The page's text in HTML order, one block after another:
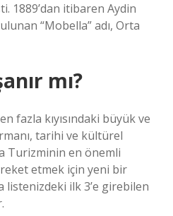
1889’dan itibaren Aydin
“Mobella” adı, Orta
mı?
fazla kıyısındaki büyük ve
tarihi ve kültürel
Turizminin en önemli
etmek için yeni bir
listenizdeki ilk 3’e girebilen